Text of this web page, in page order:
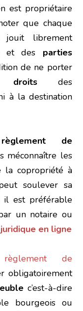
est propriétaire
que chaque
jouit librement
et des parties
de ne porter
droits des
à la destination
de
méconnaître les
la copropriété à
soulever sa
il est préférable
un notaire ou
en ligne
de
obligatoirement
c’est-à-dire
bourgeois ou